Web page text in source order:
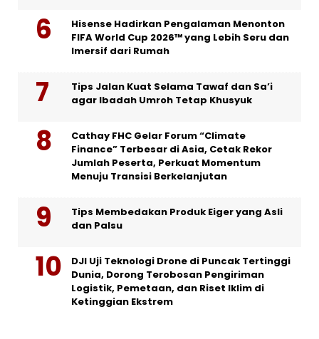
Hisense Hadirkan Pengalaman Menonton
FIFA World Cup 2026™ yang Lebih Seru dan
Imersif dari Rumah
Tips Jalan Kuat Selama Tawaf dan Sa’i
agar Ibadah Umroh Tetap Khusyuk
Cathay FHC Gelar Forum “Climate
Finance” Terbesar di Asia, Cetak Rekor
Jumlah Peserta, Perkuat Momentum
Menuju Transisi Berkelanjutan
Tips Membedakan Produk Eiger yang Asli
dan Palsu
DJI Uji Teknologi Drone di Puncak Tertinggi
Dunia, Dorong Terobosan Pengiriman
Logistik, Pemetaan, dan Riset Iklim di
Ketinggian Ekstrem